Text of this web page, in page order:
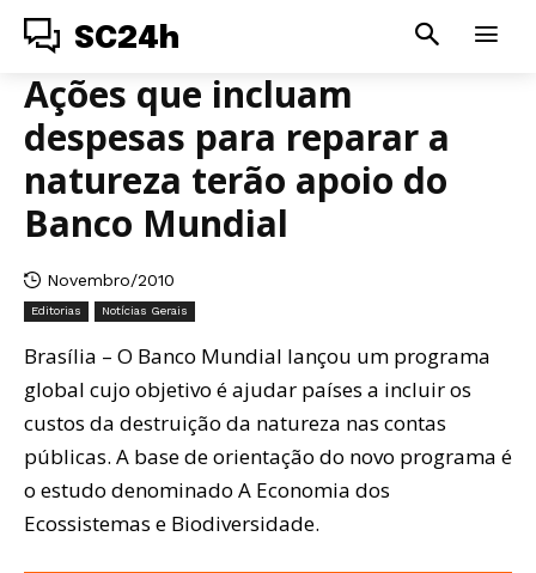
SC24h
Ações que incluam
despesas para reparar a
natureza terão apoio do
Banco Mundial
Novembro/2010
Editorias Notícias Gerais
Brasília – O Banco Mundial lançou um programa
global cujo objetivo é ajudar países a incluir os
custos da destruição da natureza nas contas
públicas. A base de orientação do novo programa é
o estudo denominado A Economia dos
Ecossistemas e Biodiversidade.